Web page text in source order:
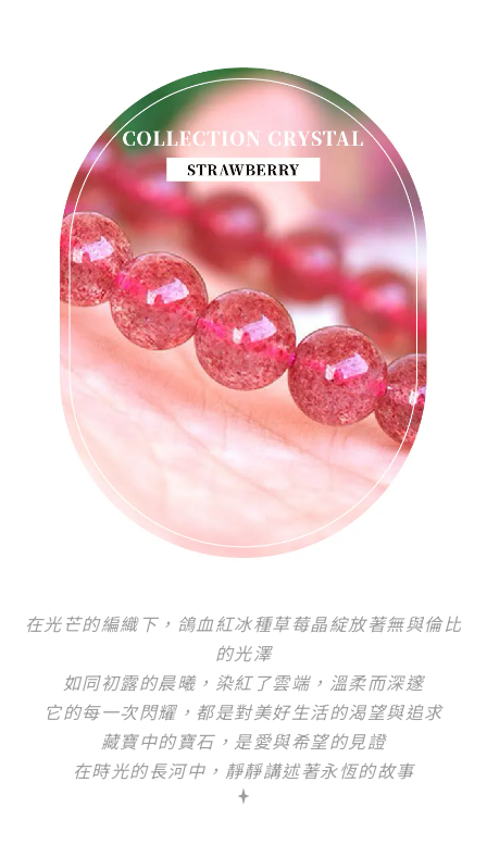
在光芒的編織下，鴿血紅冰種草莓晶綻放著無與倫比
的光澤
如同初露的晨曦，染紅了雲端，溫柔而深邃
它的每一次閃耀，都是對美好生活的渴望與追求
藏寶中的寶石，是愛與希望的見證
在時光的長河中，靜靜講述著永恆的故事